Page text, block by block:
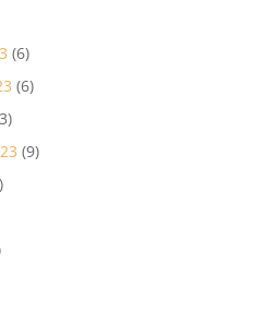
(6)
(6)
(9)